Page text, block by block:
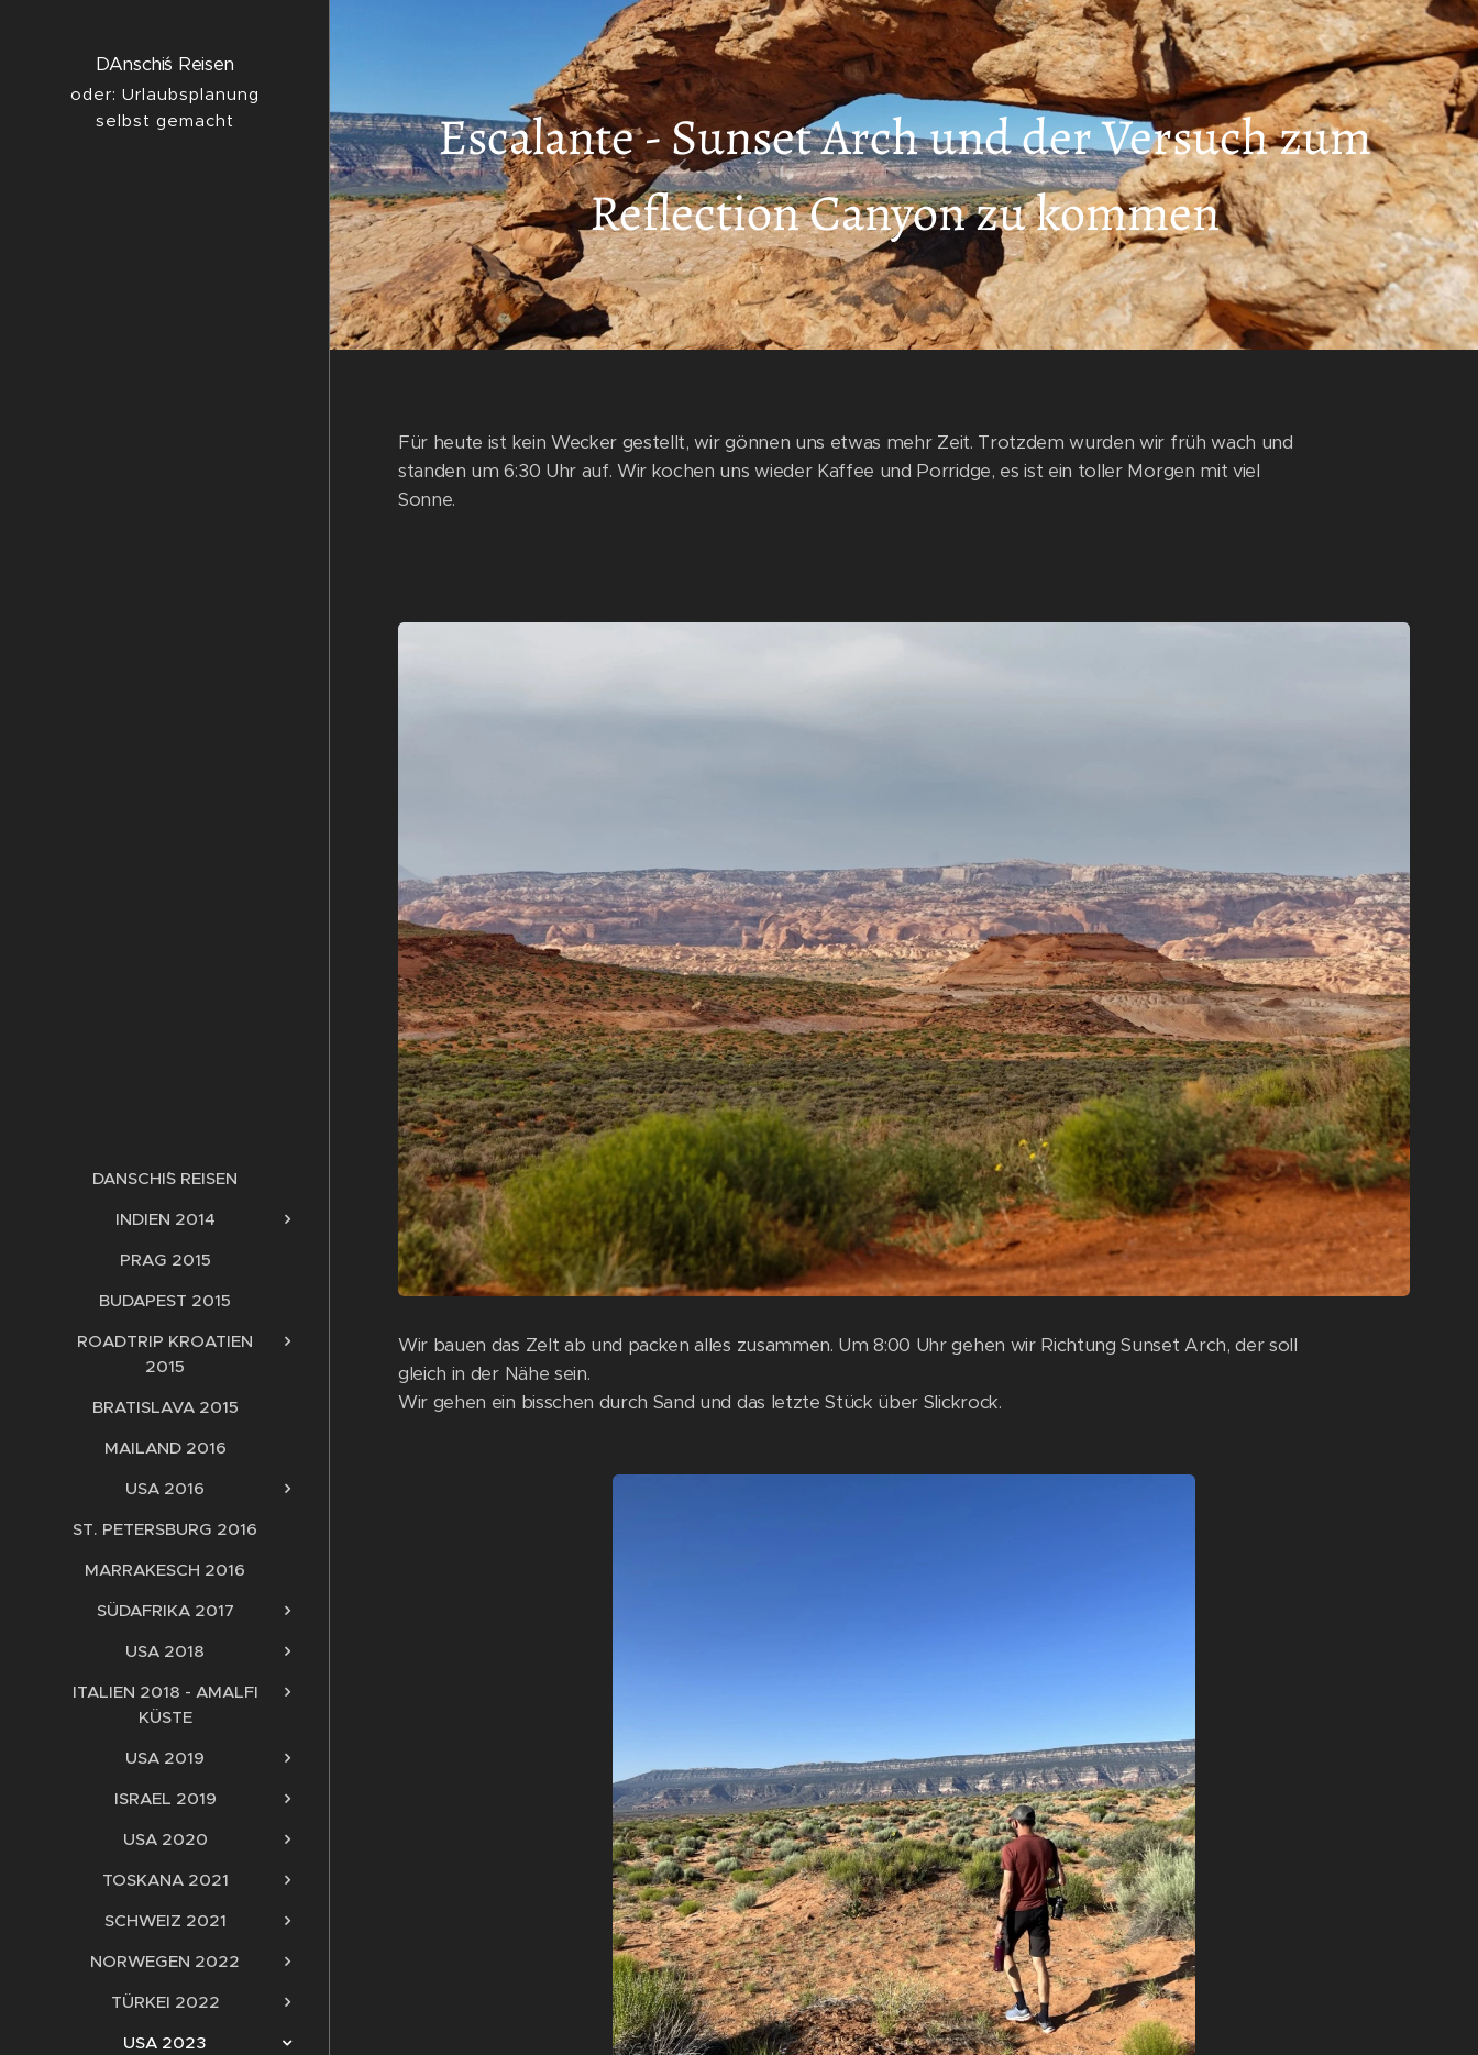
DAnschi´s Reisen
oder: Urlaubsplanung
selbst gemacht
DANSCHI´S REISEN
INDIEN 2014
PRAG 2015
BUDAPEST 2015
ROADTRIP KROATIEN
2015
BRATISLAVA 2015
MAILAND 2016
USA 2016
ST. PETERSBURG 2016
MARRAKESCH 2016
SÜDAFRIKA 2017
USA 2018
ITALIEN 2018 - AMALFI
KÜSTE
USA 2019
ISRAEL 2019
USA 2020
TOSKANA 2021
SCHWEIZ 2021
NORWEGEN 2022
TÜRKEI 2022
USA 2023
Escalante - Sunset Arch und der Versuch zum
Reflection Canyon zu kommen
Für heute ist kein Wecker gestellt, wir gönnen uns etwas mehr Zeit. Trotzdem wurden wir früh wach und
standen um 6:30 Uhr auf. Wir kochen uns wieder Kaffee und Porridge, es ist ein toller Morgen mit viel
Sonne.
Wir bauen das Zelt ab und packen alles zusammen. Um 8:00 Uhr gehen wir Richtung Sunset Arch, der soll
gleich in der Nähe sein.
Wir gehen ein bisschen durch Sand und das letzte Stück über Slickrock.